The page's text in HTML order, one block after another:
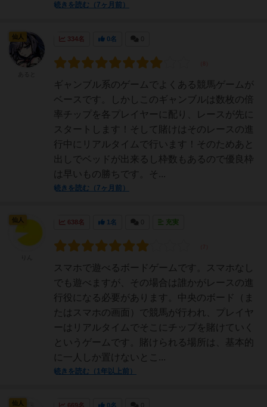
続きを読む（7ヶ月前）
334名 0名
ギャンブル系のゲームでよくある競馬ゲームが
ベースです。しかしこのギャンブルは数枚の倍
率チップを各プレイヤーに配り、レースが先に
スタートします！そして賭けはそのレースの進
行中にリアルタイムで行います！そのためあと
出しでベッドが出来るし枠数もあるので優良枠
は早いもの勝ちです。そ...
続きを読む（7ヶ月前）
仙人
638名 1名 充実
スマホで遊べるボードゲームです。スマホなし
でも遊べますが、その場合は誰かがレースの進
行役になる必要があります。中央のボード（ま
たはスマホの画面）で競馬が行われ、プレイヤ
ーはリアルタイムでそこにチップを賭けていく
というゲームです。賭けられる場所は、基本的
に一人しか置けないとこ...
続きを読む（1年以上前）
仙人
669名 0名
仙人